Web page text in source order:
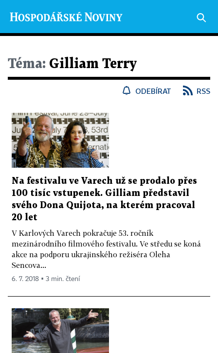
Téma: Gilliam Terry
ODEBÍRAT RSS
Na festivalu ve Varech už se prodalo přes
100 tisíc vstupenek. Gilliam představil
svého Dona Quijota, na kterém pracoval
20 let
V Karlových Varech pokračuje 53. ročník
mezinárodního filmového festivalu. Ve středu se koná
akce na podporu ukrajinského režiséra Oleha
Sencova...
6. 7. 2018 ▪ 3 min. čtení